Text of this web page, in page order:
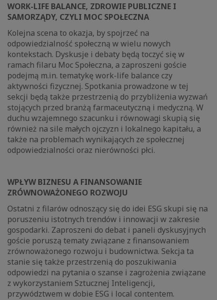
WORK-LIFE BALANCE, ZDROWIE PUBLICZNE I
SAMORZĄDY, CZYLI MOC SPOŁECZNA
Kolejna scena to okazja, by spojrzeć na
odpowiedzialność społeczną w wielu nowych
kontekstach. Dyskusje i debaty będą toczyć się w
ramach filaru Moc Społeczna, a zaproszeni goście
podejmą m.in. tematykę work-life balance czy
aktywności fizycznej. Spotkania prowadzone w tej
sekcji będą także przestrzenią do przybliżenia wyzwań
stojących przed branżą farmaceutyczną i medyczną. W
duchu wzajemnego szacunku i równowagi skupią się
również na sile małych ojczyzn i lokalnego kapitału, a
także na problemach wynikających ze społecznej
odpowiedzialności oraz nierówności płci.
WPŁYW BIZNESU A FINANSOWANIE
ZRÓWNOWAŻONEGO ROZWOJU
Ostatni z filarów odnoszący się do idei ESG skupi się na
poruszeniu istotnych trendów i innowacji w zakresie
gospodarki. Zaproszeni do debat i paneli dyskusyjnych
goście poruszą tematy związane z finansowaniem
zrównoważonego rozwoju i budownictwa. Sekcja ta
stanie się także przestrzenią do poszukiwania
odpowiedzi na pytania o szanse i zagrożenia związane
z wykorzystaniem Sztucznej Inteligencji,
przywództwem w dobie ESG i local contentem.